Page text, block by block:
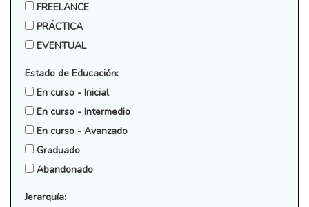
FREELANCE
PRÁCTICA
EVENTUAL
Estado de Educación:
En curso - Inicial
En curso - Intermedio
En curso - Avanzado
Graduado
Abandonado
Jerarquía: